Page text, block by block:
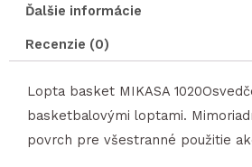
Ďalšie informácie
Recenzie (0)
Lopta basket MIKASA
basketbalovými loptami.
povrch pre všestranné použitie